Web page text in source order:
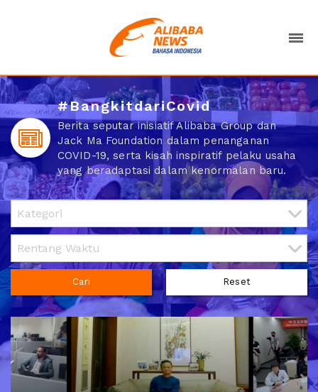
#BangkitdariCovid
Berita seputar inisiatif Alibaba Group dan
Jack Ma Foundation dalam penanganan
COVID-19, serta kisah inspiratif pelaku usaha
yang beradaptasi dalam kenormalan baru.
Cari Reset